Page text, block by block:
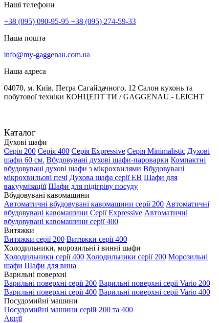
Наші телефони
+38 (095) 090-95-95 +38 (095) 274-59-33
Наша пошта
info@my-gaggenau.com.ua
Наша адреса
04070, м. Київ, Петра Сагайдачного, 12 Салон кухонь та
побутової техніки КОНЦЕПТ ТИ / GAGGENAU - LEICHT
Каталог
Духові шафи
Серія 200 Серія 400 Серія Expressive Серія Minimalistic Духові
шафи 60 см. Вбудовувані духові шафи-пароварки Компактні
вбудовувані духові шафи з мікрохвилями Вбудовувані
мікрохвильові печі Духова шафа серії EB Шафи для
вакуумізаціїї Шафи для підігріву посуду
Вбудовувані кавомашини
Автоматичні вбудовувані кавомашини серії 200 Автоматичні
вбудовувані кавомашини Серії Expressive Автоматичні
вбудовувані кавомашини серії 400
Витяжки
Витяжки серії 200 Витяжки серії 400
Холодильники, морозильні і винні шафи
Холодильники серії 400 Холодильники серії 200 Морозильні
шафи Шафи для вина
Варильні поверхні
Варильні поверхні серії 200 Варильні поверхні серії Vario 200
Варильні поверхні серії 400 Варильні поверхні серії Vario 400
Посудомийні машини
Посудомийні машини серій 200 та 400
Акції